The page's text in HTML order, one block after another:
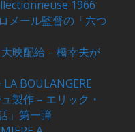
1966
メール監督の「六つ
映配給 – 橋幸夫が
BOULANGERE
製作 – エリック・
」第一弾